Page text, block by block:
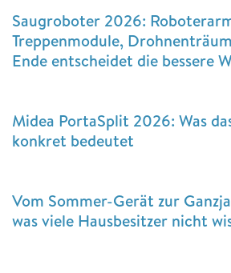
Saugroboter 2026:
Treppenmodule,
Ende entscheidet die bessere
Midea PortaSplit 2026: Was
konkret bedeutet
Vom Sommer-Gerät zur
was viele Hausbesitzer nicht